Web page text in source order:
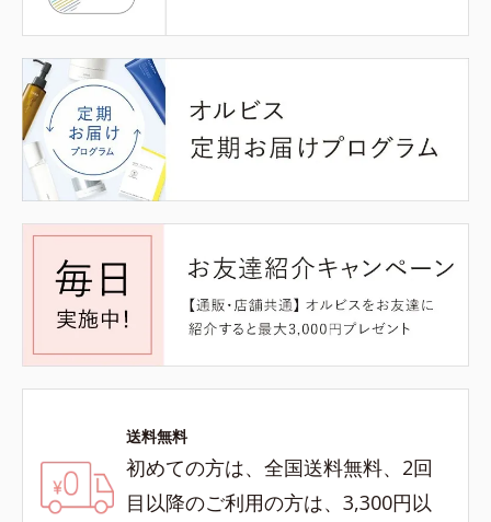
送料無料
初めての方は、全国送料無料、2回
目以降のご利用の方は、3,300円以